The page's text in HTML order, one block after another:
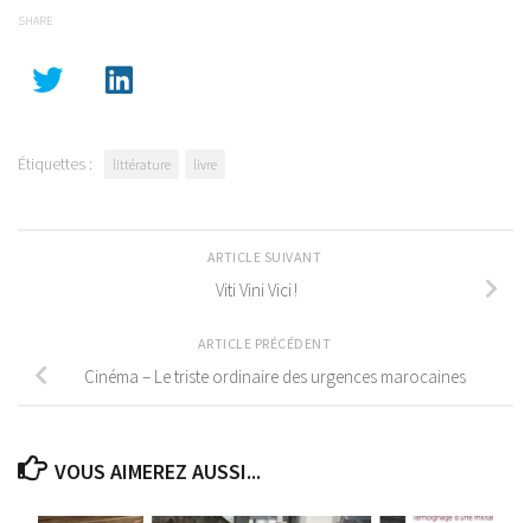
SHARE
Étiquettes : littérature livre
ARTICLE SUIVANT
Viti Vini Vici !
ARTICLE PRÉCÉDENT
Cinéma – Le triste ordinaire des urgences marocaines
VOUS AIMEREZ AUSSI...